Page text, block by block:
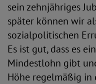
sein zehnjähriges
später können wir
sozialpolitischen
Es ist gut, dass es
Mindestlohn gibt
Höhe regelmäßig